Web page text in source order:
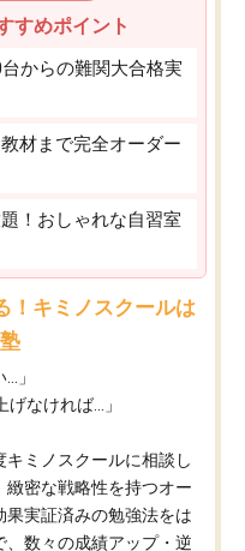
すめポイント
からの難関大合格実
材まで完全オーダー
！おしゃれな自習室
！キミノスクールは
」
げなければ…」
ミノスクールに相談し
密な戦略性を持つオー
果実証済みの勉強法をは
、数々の成績アップ・逆